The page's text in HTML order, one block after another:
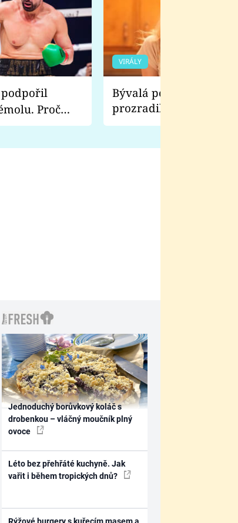
Proč
s ním než
VIRÁLY
Bývalá pornoherečka
prozradila, co ji
natáčení Euforie.
Jednoduchý borůvkový koláč s
drobenkou – vláčný moučník plný
ovoce
Léto bez přehřáté kuchyně. Jak
vařit i během tropických dnů?